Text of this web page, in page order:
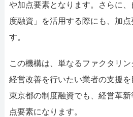
や加点要素となります。さらに、
度融資」を活用する際にも、加
す。
この機構は、単なるファクタリン
経営改善を行いたい業者の支援を
東京都の制度融資でも、経営革
点要素になります。